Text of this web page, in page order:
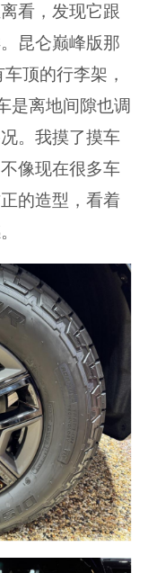
看，发现它跟
昆仑巅峰版那
顶的行李架，
是离地间隙也调
。我摸了摸车
像现在很多车
的造型，看着